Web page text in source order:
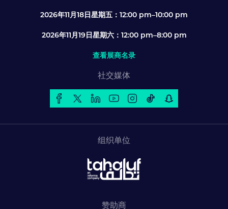
2026年11月18日星期五：12:00 pm–10:00 pm
2026年11月19日星期六：12:00 pm–8:00 pm
查看展商名录
社交媒体
组织单位
赞助商